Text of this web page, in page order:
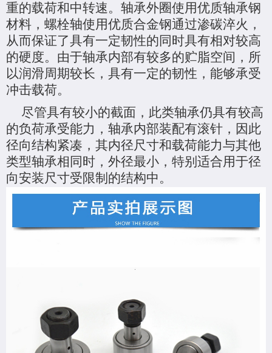
重的载荷和中转速。轴承外圈使用优质轴承钢
材料，螺栓轴使用优质合金钢通过渗碳淬火，
从而保证了具有一定韧性的同时具有相对较高
的硬度。由于轴承内部有较多的贮脂空间，所
以润滑周期较长，具有一定的韧性，能够承受
冲击载荷。
尽管具有较小的截面，此类轴承仍具有较高
的负荷承受能力，轴承内部装配有滚针，因此
径向结构紧凑，其内径尺寸和载荷能力与其他
类型轴承相同时，外径最小，特别适合用于径
向安装尺寸受限制的结构中。